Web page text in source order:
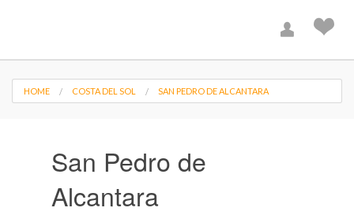
HOME COSTA DEL SOL SAN PEDRO DE ALCANTARA
San Pedro de
Alcantara